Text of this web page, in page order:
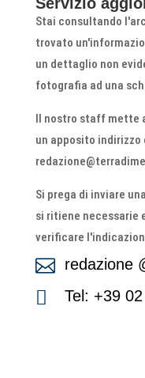
Stai consultando
trovato
un dettaglio non
fotografia ad una
Il nostro staff mette
un apposito
Si prega di inviare
si ritiene necessarie
verificare
 redazione
 Tel: +39